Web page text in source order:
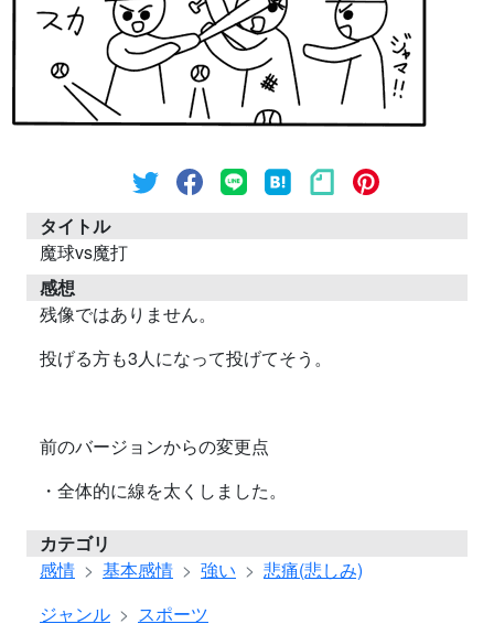
タイトル
魔球vs魔打
感想
残像ではありません。
投げる方も3人になって投げてそう。
前のバージョンからの変更点
・全体的に線を太くしました。
カテゴリ
感情
基本感情 強い
悲痛(悲しみ)
ジャンル
スポーツ